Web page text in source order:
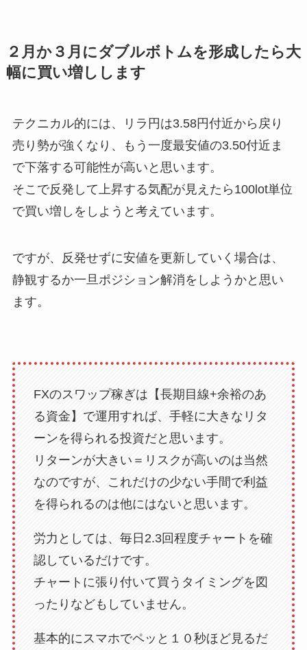
２月か３月にダブルボトムを形成したら大
幅に買い増しします
テクニカル的には、リラ円は3.58円付近から戻り
売り勢が強くなり、もう一度最安値の3.50付近ま
で下落する可能性が高いと思います。
そこで反発して上昇する気配が見えたら100lot単位
で買い増しをしようと考えています。
ですが、反発せずに安値を更新していく場合は、
静観するか一旦ポジション解消をしようかと思い
ます。
FXのスワップ稼ぎは【長期目線+余裕のあ
る資金】で運用すれば、手軽に大きなリタ
ーンを得られる投資だと思います。
リターンが大きい＝リスクが高いのは当然
なのですが、これだけの少ない手間で利益
を得られるのは他にはないと思います。
労力としては、毎日2.3回程度チャートを確
認しているだけです。
チャートに張り付いて買うタイミングを図
ったりなどもしていません。
基本的にスマホでペッと１０秒ほど見るだ